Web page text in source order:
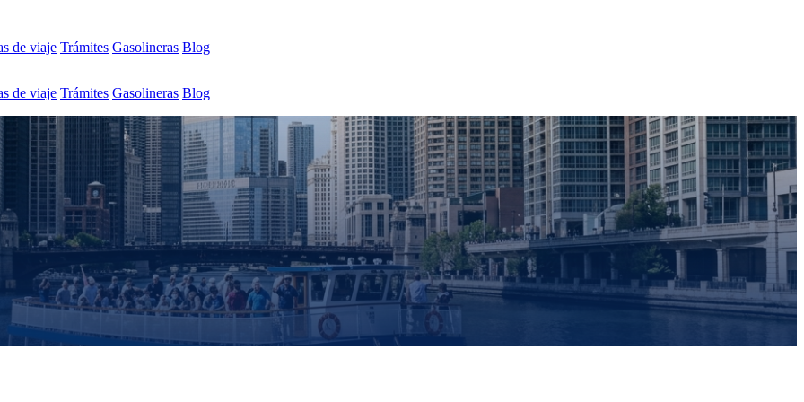
de viaje Trámites Gasolineras Blog
de viaje Trámites Gasolineras Blog